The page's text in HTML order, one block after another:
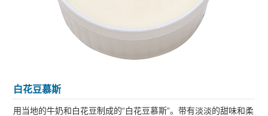
白花豆慕斯
用当地的牛奶和白花豆制成的“白花豆慕斯”。带有淡淡的甜味和柔